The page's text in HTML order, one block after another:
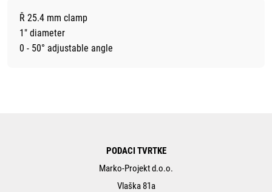
Ř 25.4 mm clamp
1" diameter
0 - 50° adjustable angle
PODACI TVRTKE
Marko-Projekt d.o.o.
Vlaška 81a